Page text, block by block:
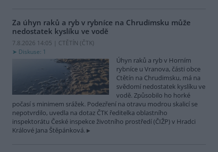
Za úhyn raků a ryb v rybníce na Chrudimsku může
nedostatek kyslíku ve vodě
7.8.2026 14:05 | CTĚTÍN (ČTK)
Diskuse: 1
Úhyn raků a ryb v Horním
rybníce u Vranova, části obce
Ctětín na Chrudimsku, má na
svědomí nedostatek kyslíku ve
vodě. Způsobilo ho horké
počasí s minimem srážek. Podezření na otravu modrou skalicí se
nepotvrdilo, uvedla na dotaz ČTK ředitelka oblastního
inspektorátu České inspekce životního prostředí (ČIŽP) v Hradci
Králové Jana Štěpánková.